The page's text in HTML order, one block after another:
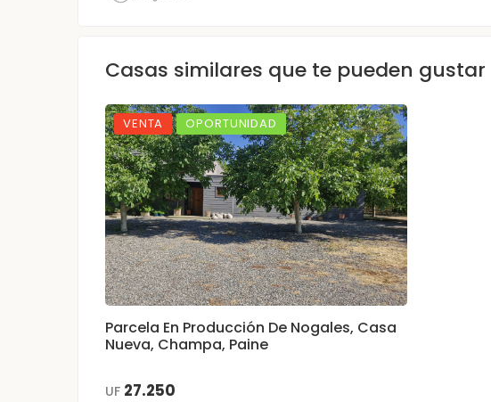
Casas similares que te pueden gustar
VENTA OPORTUNIDAD
Parcela En Producción De Nogales, Casa
Nueva, Champa, Paine
UF 27.250